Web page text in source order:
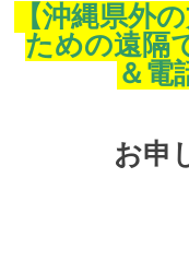
【沖縄県外
ための遠隔
＆電
お申